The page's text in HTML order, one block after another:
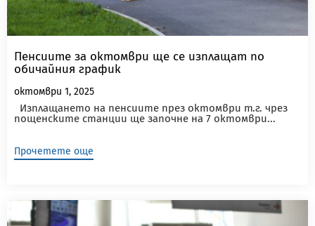
Пенсиите за октомври ще се изплащат по
обичайния график
октомври 1, 2025
Изплащането на пенсиите през октомври т.г. чрез
пощенските станции ще започне на 7 октомври...
Прочетете още